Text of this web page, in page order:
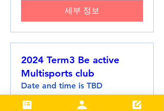
세부 정보
2024 Term3 Be active
Multisports club
Date and time is TBD
추가 정보